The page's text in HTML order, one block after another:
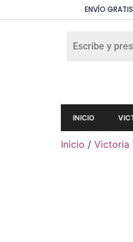
ENVÍO
INICIO
Inicio / Victoria